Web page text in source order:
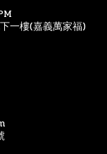
一樓(嘉義萬家福)